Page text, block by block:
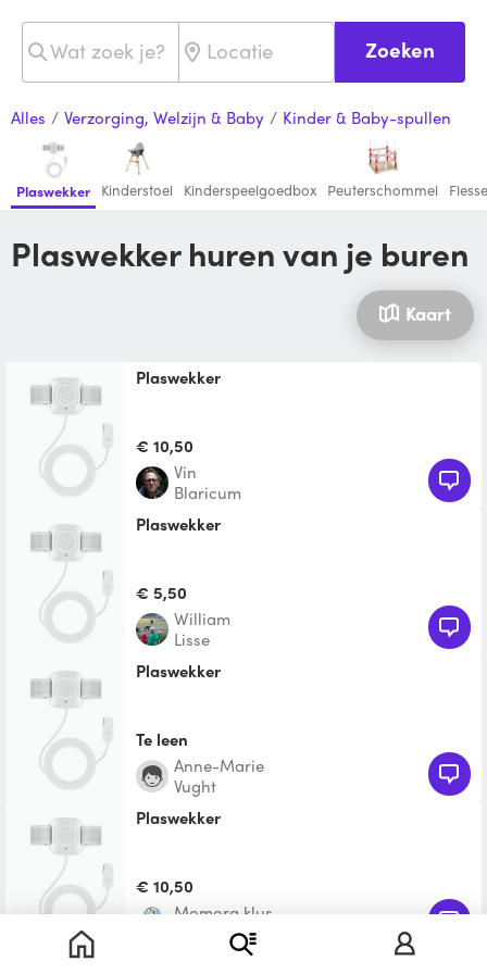
Zoeken
Alles / Verzorging, Welzijn & Baby / Kinder & Baby-spullen
Plaswekker Kinderstoel Kinderspeelgoedbox Peuterschommel
Plaswekker huren van je buren
Kaart
plaswekker
€ 10,50
vin
Blaricum
plaswekker
€ 5,50
william
Lisse
plaswekker
Te leen
Anne-Marie
Vught
plaswekker
€ 10,50
Momora klus
Alphen aan den Rijn